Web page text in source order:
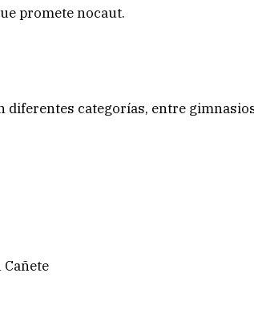
promete nocaut.
diferentes categorías, entre